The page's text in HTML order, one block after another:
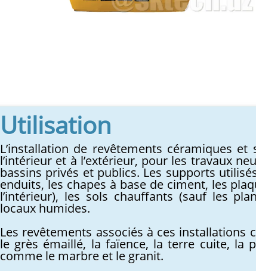
Utilisation
L’installation de revêtements céramiques
l’intérieur et à l’extérieur, pour les travaux
bassins privés et publics. Les supports
enduits, les chapes à base de ciment, les
l’intérieur), les sols chauffants (sauf les
locaux humides.
Les revêtements associés à ces
le grès émaillé, la faïence, la terre cuite, la
comme le marbre et le granit.